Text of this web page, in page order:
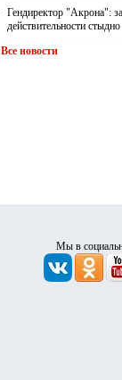
Гендиректор "Акрона":
действительности стыдно
Все новости
Мы в